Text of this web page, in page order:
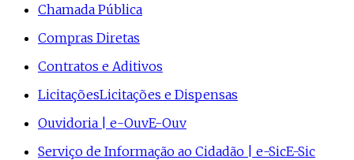
Chamada Pública
Compras Diretas
Contratos e Aditivos
LicitaçõesLicitações e Dispensas
Ouvidoria | e-OuvE-Ouv
Serviço de Informação ao Cidadão | e-SicE-Sic